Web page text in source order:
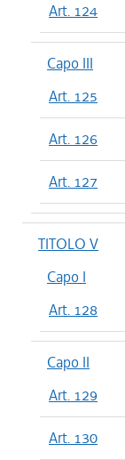
Art. 124
Capo III
Art. 125
Art. 126
Art. 127
TITOLO V
Capo I
Art. 128
Capo II
Art. 129
Art. 130